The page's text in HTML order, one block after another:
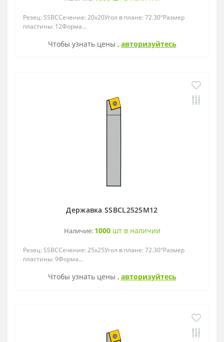
Резец: SSBCСечение: 20x20Угол в плане: 72.30°Размер
пластины: 12Форма...
Чтобы узнать цены , авторизуйтесь
Державка SSBCL2525M12
Наличие: 1000шт в наличии
Резец: SSBCСечение: 25x25Угол в плане: 72.30°Размер
пластины: 9Форма...
Чтобы узнать цены , авторизуйтесь